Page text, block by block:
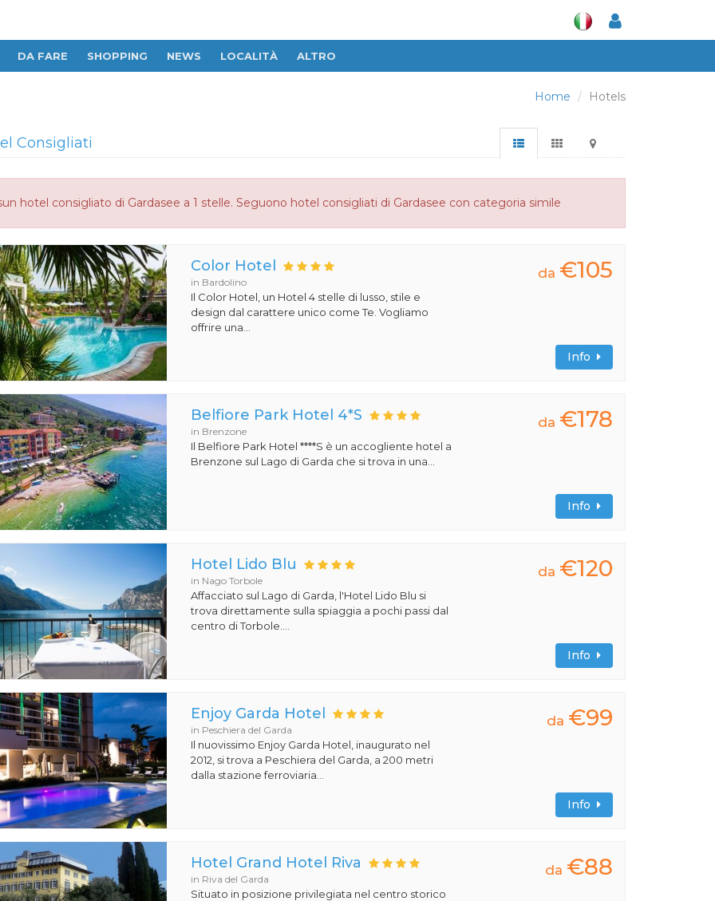
DA FARE SHOPPING NEWS LOCALITÀ ALTRO
Home Hotels
Consigliati
hotel consigliato di Gardasee a 1 stelle. Seguono hotel consigliati di Gardasee con categoria simile
Color Hotel
in Bardolino
Il Color Hotel, un Hotel 4 stelle di lusso, stile e
design dal carattere unico come Te. Vogliamo
offrire una...
da €105
Info
Belfiore Park Hotel 4*S
in Brenzone
Il Belfiore Park Hotel ****S è un accogliente hotel a
Brenzone sul Lago di Garda che si trova in una...
da €178
Info
Hotel Lido Blu
in Nago Torbole
Affacciato sul Lago di Garda, l'Hotel Lido Blu si
trova direttamente sulla spiaggia a pochi passi dal
centro di Torbole....
da €120
Info
Enjoy Garda Hotel
in Peschiera del Garda
Il nuovissimo Enjoy Garda Hotel, inaugurato nel
2012, si trova a Peschiera del Garda, a 200 metri
dalla stazione ferroviaria...
da €99
Info
Hotel Grand Hotel Riva
in Riva del Garda
Situato in posizione privilegiata nel centro storico
da €88